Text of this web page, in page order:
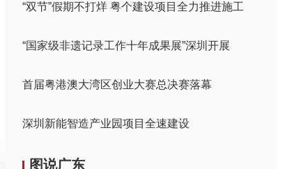
“双节”假期不打烊 粤个建设项目全力推进施工
“国家级非遗记录工作十年成果展”深圳开展
首届粤港澳大湾区创业大赛总决赛落幕
深圳新能智造产业园项目全速建设
图说广东